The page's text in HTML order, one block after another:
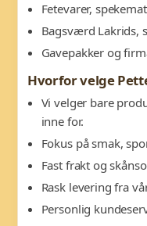
Fetevarer,
Bagsværd Lakrids,
Gavepakker og
Hvorfor velge
Vi velger bare
inne for.
Fokus på smak,
Fast frakt og
Rask levering fra
Personlig